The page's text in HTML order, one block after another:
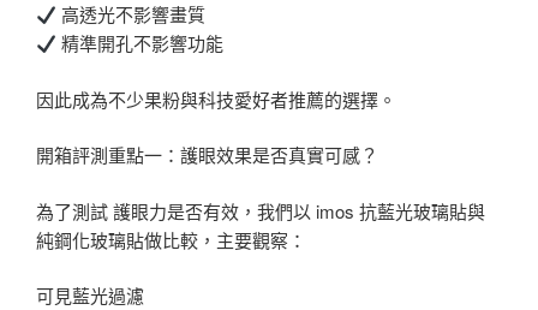
高透光不影響畫質
精準開孔不影響功能
因此成為不少果粉與科技愛好者推薦的選擇。
開箱評測重點一：護眼效果是否真實可感？
為了測試 護眼力是否有效，我們以 imos 抗藍光玻璃貼與
純鋼化玻璃貼做比較，主要觀察：
可見藍光過濾